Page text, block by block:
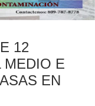
12
MEDIO E
EN